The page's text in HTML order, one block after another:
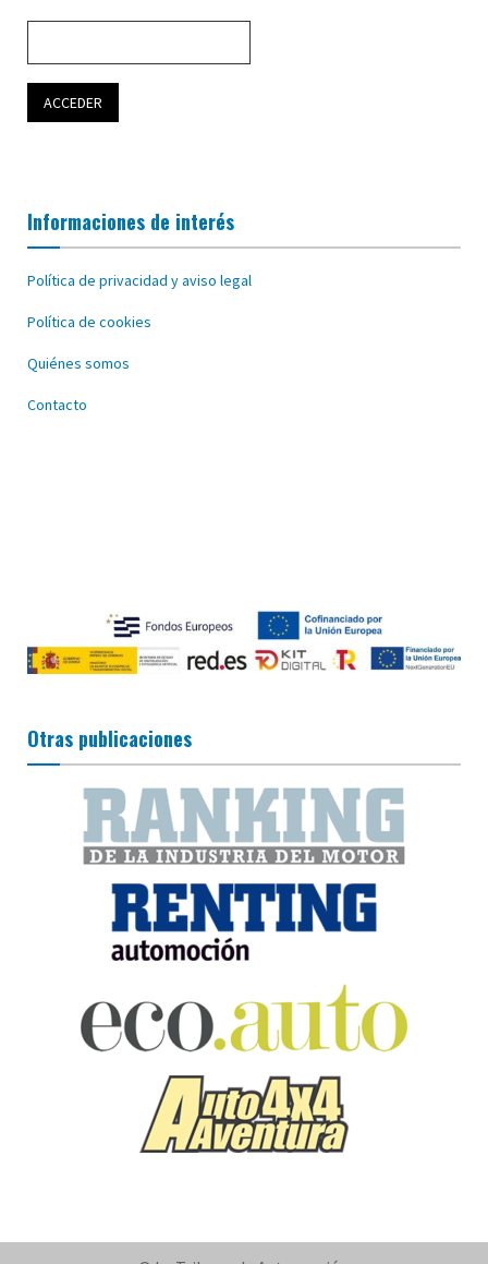
Informaciones de interés
Política de privacidad y aviso legal
Política de cookies
Quiénes somos
Contacto
Otras publicaciones